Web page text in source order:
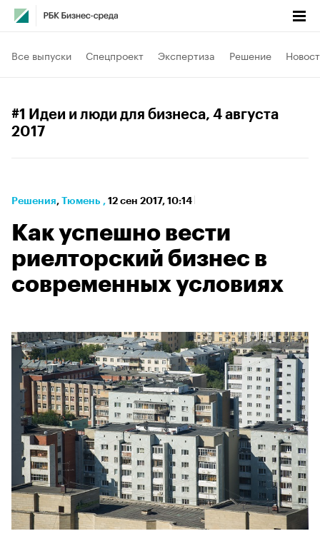
Все выпуски Спецпроект Экспертиза Решение
#1 Идеи и люди для бизнеса, 4 августа
2017
Решения⁠, Тюмень , 12 сен 2017, 10:14
Как успешно вести
риелторский бизнес в
современных условиях